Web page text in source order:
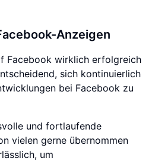
Anzeigen
Facebook wirklich erfolgreich
sich kontinuierlich
bei Facebook zu
und fortlaufende
vielen gerne übernommen
um